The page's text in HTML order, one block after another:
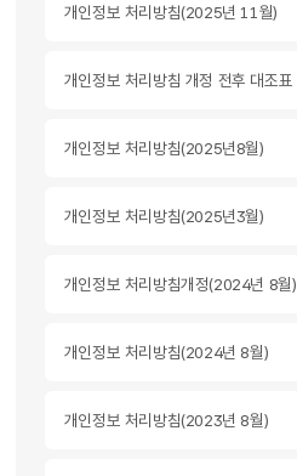
개인정보 처리방침(2025년 11월)
개인정보 처리방침 개정 전후 대조표
개인정보 처리방침(2025년8월)
개인정보 처리방침(2025년3월)
개인정보 처리방침개정(2024년 8월)
개인정보 처리방침(2024년 8월)
개인정보 처리방침(2023년 8월)